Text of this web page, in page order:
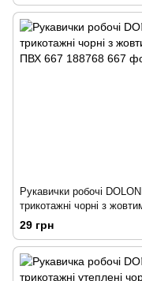
Рукавички робочі DOLONI
трикотажні чорні з
ПВХ 667 188768
29 грн